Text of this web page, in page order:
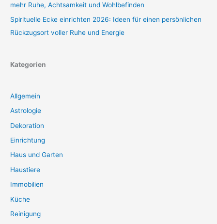
mehr Ruhe, Achtsamkeit und Wohlbefinden
Spirituelle Ecke einrichten 2026: Ideen für einen persönlichen
Rückzugsort voller Ruhe und Energie
Kategorien
Allgemein
Astrologie
Dekoration
Einrichtung
Haus und Garten
Haustiere
Immobilien
Küche
Reinigung